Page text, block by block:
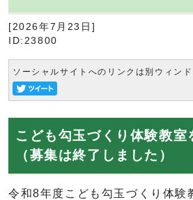
[2026年7月23日]
ID:23800
ソーシャルサイトへのリンクは別ウィン
こども勾玉づくり体験教室
（募集は終了しました）
令和8年度こども勾玉づくり体験